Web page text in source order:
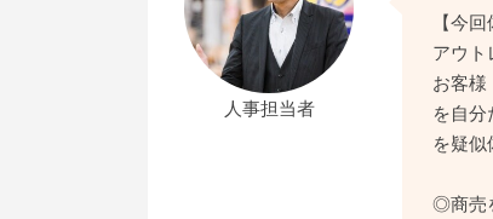
人事担当者
【今
アウト
お客様
を自
を疑似
◎商売